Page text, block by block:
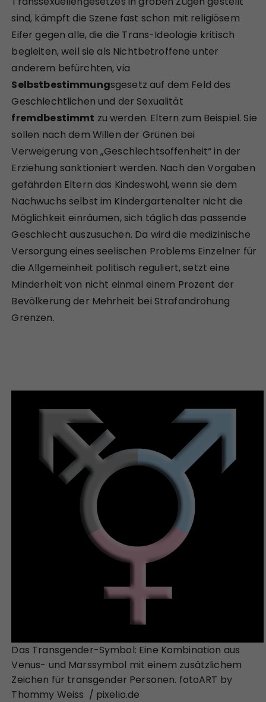
sind, kämpft die Szene fast schon mit religiösem
Eifer gegen alle, die die Trans-Ideologie kritisch
begleiten, weil sie als Nichtbetroffene unter
anderem befürchten, via
Selbstbestimmungsgesetz auf dem Feld des
Geschlechtlichen und der Sexualität
fremdbestimmt zu werden. Eltern zum Beispiel. Sie
sollen nach dem Willen der Grünen bei
Verweigerung von „Geschlechtsoffenheit“ in der
Erziehung sanktioniert werden. Nach den Vorgaben
gefährden Eltern das Kindeswohl, wenn sie dem
Nachwuchs selbst im Kindergartenalter nicht die
Möglichkeit einräumen, sich täglich das passende
Geschlecht auszusuchen. Da wird die medizinische
Versorgung eines seelischen Problems Einzelner für
die Allgemeinheit politisch reguliert, setzt eine
Minderheit von nicht einmal einem Prozent der
Bevölkerung der Mehrheit bei Strafandrohung
Grenzen.
Das Transgender-Symbol: Eine Kombination aus
Venus- und Marssymbol mit einem zusätzlichem
Zeichen für transgender Personen. fotoART by
Thommy Weiss / pixelio.de